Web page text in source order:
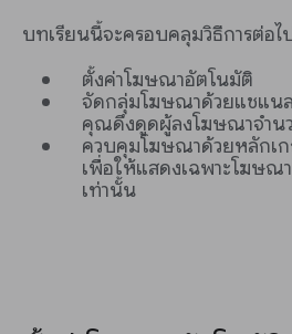
บทเรียนนี้จะครอบคลุมวิธีการต่อไ
ตั้งค่าโฆษณาอัตโนมัติ
จัดกลุ่มโฆษณาด้วยแชแน
คุณดึงดูดผู้ลงโฆษณาจำน
ควบคุมโฆษณาด้วยหลักเ
เพื่อให้แสดงเฉพาะโฆษณ
เท่านั้น